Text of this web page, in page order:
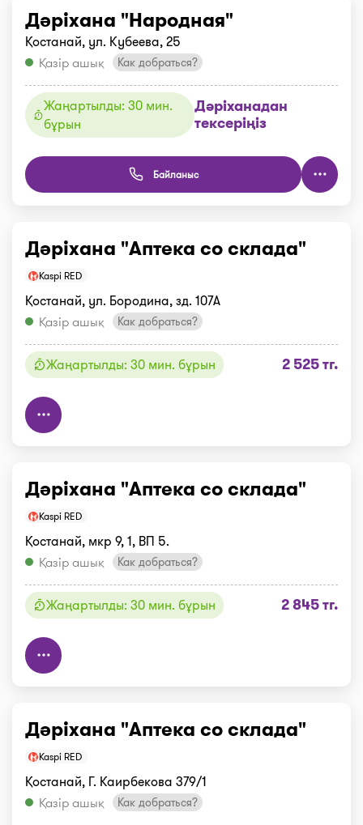
Дәріхана "Народная"
Қостанай, ул. Кубеева, 25
Қазір ашық
Как добраться?
Жаңартылды: 30 мин.
бұрын
Дәріханадан
тексеріңіз
Байланыс
Дәріхана "Аптека со склада"
Kaspi RED
Қостанай, ул. Бородина, зд. 107А
Қазір ашық
Как добраться?
Жаңартылды: 30 мин. бұрын 2 525 тг.
Дәріхана "Аптека со склада"
Kaspi RED
Қостанай, мкр 9, 1, ВП 5.
Қазір ашық
Как добраться?
Жаңартылды: 30 мин. бұрын 2 845 тг.
Дәріхана "Аптека со склада"
Kaspi RED
Қостанай, Г. Каирбекова 379/1
Қазір ашық
Как добраться?